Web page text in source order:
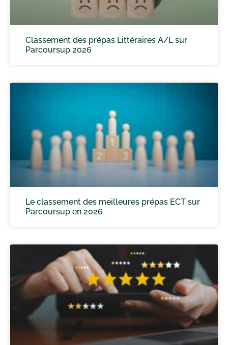
Classement des prépas Littéraires A/L sur
Parcoursup 2026
Le classement des meilleures prépas ECT sur
Parcoursup en 2026